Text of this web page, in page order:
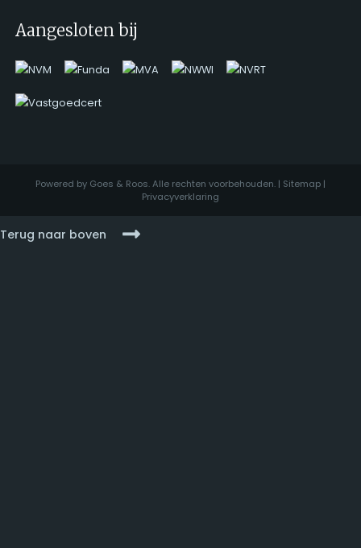
Aangesloten bij
Powered by Goes & Roos. Alle rechten voorbehouden. | Sitemap |
Privacyverklaring